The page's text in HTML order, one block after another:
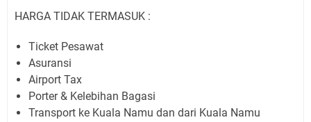
HARGA TIDAK TERMASUK :
Ticket Pesawat
Asuransi
Airport Tax
Porter & Kelebihan Bagasi
Transport ke Kuala Namu dan dari Kuala Namu